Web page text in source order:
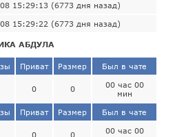
15:29:13 (6773 дня назад)
15:29:22 (6773 дня назад)
АБДУЛА
Приват Размер Был в чате
0 0
00 час 00
мин
Приват Размер Был в чате
0 0
00 час 00